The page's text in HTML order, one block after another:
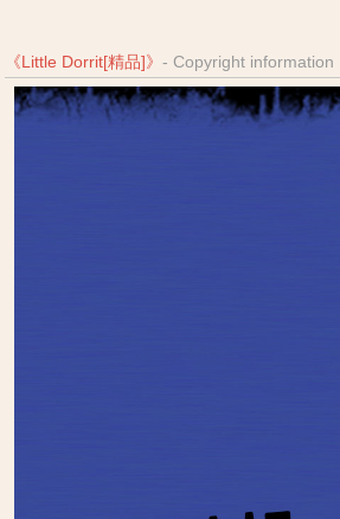
《Little Dorrit[精品]》 - Copyright information